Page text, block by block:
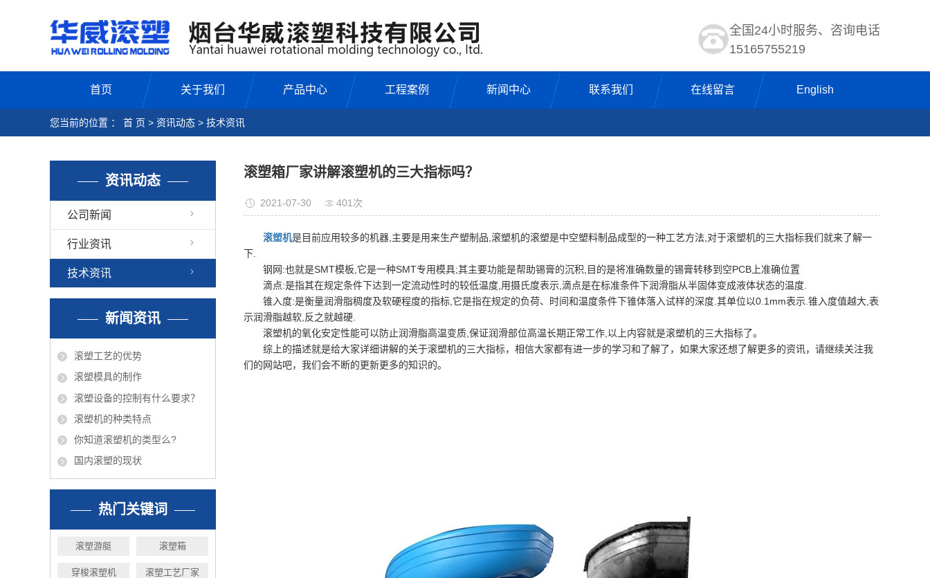
全国24小时服务、咨询电话
15165755219
首页 关于我们 产品中心 工程案例 新闻中心 联系我们 在线留言 English
您当前的位置 ： 首 页 > 资讯动态 > 技术资讯
资讯动态
公司新闻
行业资讯
技术资讯
新闻资讯
滚塑工艺的优势
滚塑模具的制作
滚塑设备的控制有什么要求？
滚塑机的种类特点
你知道滚塑机的类型么?
国内滚塑的现状
热门关键词
滚塑游艇 滚塑箱
穿梭滚塑机 滚塑工艺厂家
滚塑箱厂家讲解滚塑机的三大指标吗？
2021-07-30 401次
滚塑机是目前应用较多的机器,主要是用来生产塑制品,滚塑机的滚塑是中空塑料制品成型的一种工艺方法,对于滚塑机的三大指标我们就来了解一
下.
钢网:也就是SMT模板,它是一种SMT专用模具;其主要功能是帮助锡膏的沉积,目的是将准确数量的锡膏转移到空PCB上准确位置
滴点:是指其在规定条件下达到一定流动性时的较低温度,用摄氏度表示,滴点是在标准条件下润滑脂从半固体变成液体状态的温度.
锥入度:是衡量润滑脂稠度及软硬程度的指标,它是指在规定的负荷、时间和温度条件下锥体落入试样的深度.其单位以0.1mm表示.锥入度值越大,表
示润滑脂越软,反之就越硬.
滚塑机的氧化安定性能可以防止润滑脂高温变质,保证润滑部位高温长期正常工作,以上内容就是滚塑机的三大指标了。
综上的描述就是给大家详细讲解的关于滚塑机的三大指标，相信大家都有进一步的学习和了解了，如果大家还想了解更多的资讯，请继续关注我
们的网站吧，我们会不断的更新更多的知识的。